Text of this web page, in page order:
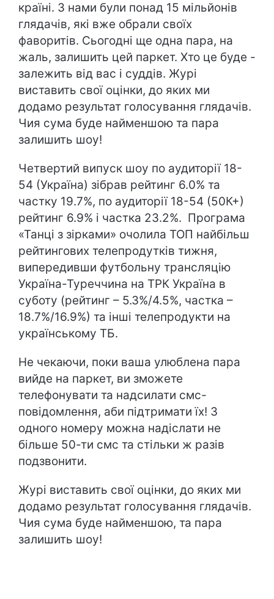
країні. З нами були понад 15 мільйонів
глядачів, які вже обрали своїх
фаворитів. Сьогодні ще одна пара, на
жаль, залишить цей паркет. Хто це буде -
залежить від вас і суддів. Журі
виставить свої оцінки, до яких ми
додамо результат голосування глядачів.
Чия сума буде найменшою та пара
залишить шоу!
Четвертий випуск шоу по аудиторії 18-
54 (Україна) зібрав рейтинг 6.0% та
частку 19.7%, по аудиторії 18-54 (50К+)
рейтинг 6.9% і частка 23.2%. Програма
«Танці з зірками» очолила ТОП найбільш
рейтингових телепродутків тижня,
випередивши футбольну трансляцію
Україна-Туреччина на ТРК Україна в
суботу (рейтинг – 5.3%/4.5%, частка –
18.7%/16.9%) та інші телепродукти на
українському ТБ.
Не чекаючи, поки ваша улюблена пара
вийде на паркет, ви зможете
телефонувати та надсилати смс-
повідомлення, аби підтримати їх! З
одного номеру можна надіслати не
більше 50-ти смс та стільки ж разів
подзвонити.
Журі виставить свої оцінки, до яких ми
додамо результат голосування глядачів.
Чия сума буде найменшою, та пара
залишить шоу!